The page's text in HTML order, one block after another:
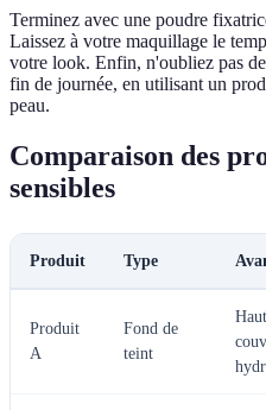
Terminez avec une poudre
Laissez à votre maquillage le
votre look. Enfin, n'oubliez pas
fin de journée, en utilisant un
peau.
Comparaison des
sensibles
Produit Type
Produit
A
Fond de
teint